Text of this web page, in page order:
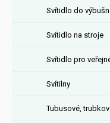
Svítidlo do
Svítidlo na stroje
Svítidlo pro
Svítilny
Tubusové,